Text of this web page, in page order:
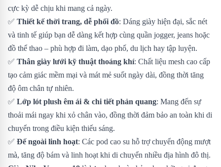
cực kỳ dễ chịu khi mang cả ngày.
✅ Thiết kế thời trang, dễ phối đồ: Dáng giày hiện đại, sắc nét
và tinh tế giúp bạn dễ dàng kết hợp cùng quần jogger, jeans hoặc
đồ thể thao – phù hợp đi làm, dạo phố, du lịch hay tập luyện.
✅ Thân giày lưới kỹ thuật thoáng khí: Chất liệu mesh cao cấp
tạo cảm giác mềm mại và mát mẻ suốt ngày dài, đồng thời tăng
độ ôm chân tự nhiên.
✅ Lớp lót plush êm ái & chi tiết phản quang: Mang đến sự
thoải mái ngay khi xỏ chân vào, đồng thời đảm bảo an toàn khi di
chuyển trong điều kiện thiếu sáng.
✅ Đế ngoài linh hoạt: Các pod cao su hỗ trợ chuyển động mượt
mà, tăng độ bám và linh hoạt khi di chuyển nhiều địa hình đô thị.